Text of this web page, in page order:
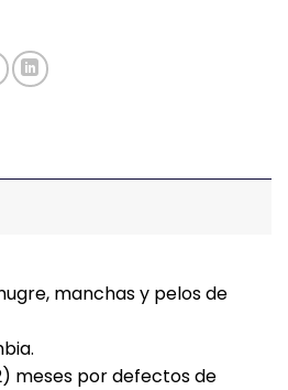
manchas y pelos de
meses por defectos de